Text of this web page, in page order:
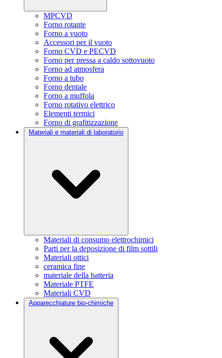
MPCVD
Forno rotante
Forno a vuoto
Accessori per il vuoto
Forno CVD e PECVD
Forno per pressa a caldo sottovuoto
Forno ad atmosfera
Forno a tubo
Forno dentale
Forno a muffola
Forno rotativo elettrico
Elementi termici
Forno di grafitizzazione
Materiali e materiali di laboratorio
Materiali di consumo elettrochimici
Parti per la deposizione di film sottili
Materiali ottici
ceramica fine
materiale della batteria
Materiale PTFE
Materiali CVD
Apparecchiature bio-chimiche